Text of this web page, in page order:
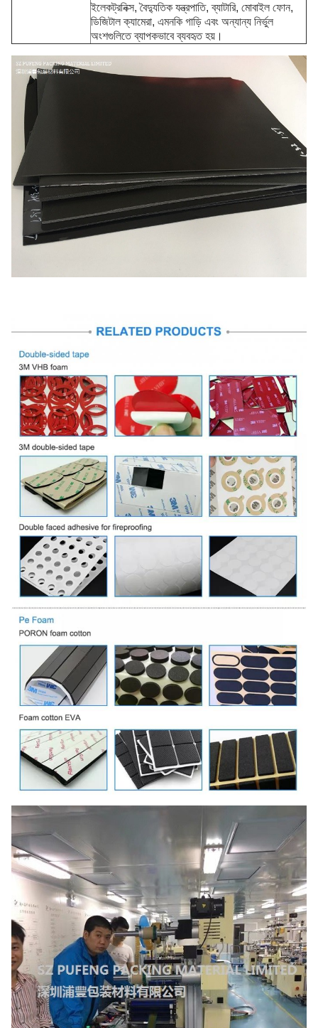
ইলেকট্রনিক্স, বৈদ্যুতিক যন্ত্রপাতি, ব্যাটারি, মোবাইল ফোন,
ডিজিটাল ক্যামেরা, এমনকি গাড়ি এবং অন্যান্য নির্ভুল
অংশগুলিতে ব্যাপকভাবে ব্যবহৃত হয়।